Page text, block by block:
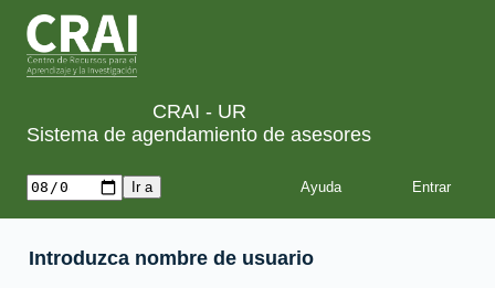
CRAI - UR
Sistema de agendamiento de asesores
Ayuda
Introduzca nombre de usuario